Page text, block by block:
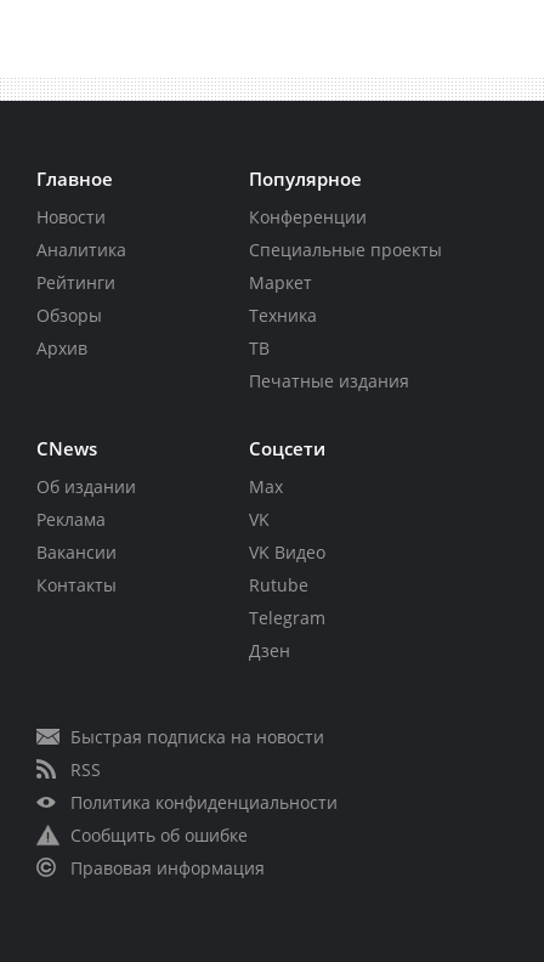
Главное
Новости
Аналитика
Рейтинги
Обзоры
Архив
Популярное
Конференции
Специальные проекты
Маркет
Техника
ТВ
Печатные издания
CNews
Об издании
Реклама
Вакансии
Контакты
Соцсети
Max
VK
VK Видео
Rutube
Telegram
Дзен
Быстрая подписка на новости
RSS
Политика конфиденциальности
Сообщить об ошибке
Правовая информация